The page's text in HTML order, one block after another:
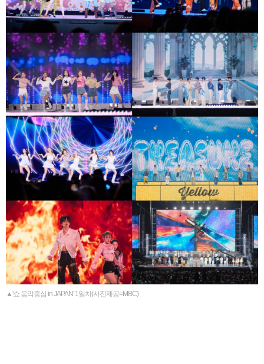
▲'쇼 음악중심 in JAPAN' 1일차(사진제공=MBC)